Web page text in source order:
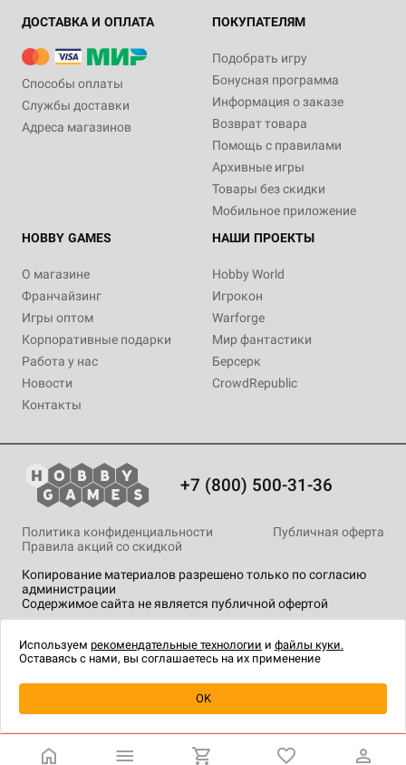
Уведомить о наличии
ДОСТАВКА И ОПЛАТА
Способы оплаты
Службы доставки
Адреса магазинов
ПОКУПАТЕЛЯМ
Подобрать игру
Бонусная программа
Информация о заказе
Возврат товара
Помощь с правилами
Архивные игры
Товары без скидки
Мобильное приложение
HOBBY GAMES
О магазине
Франчайзинг
Игры оптом
Корпоративные подарки
Работа у нас
Новости
Контакты
НАШИ ПРОЕКТЫ
Hobby World
Игрокон
Warforge
Мир фантастики
Берсерк
CrowdRepublic
+7 (800) 500-31-36
Копирование материалов разрешено только по согласию
администрации
Содержимое сайта не является публичной офертой
Политика конфиденциальности
Публичная оферта
Правила акций со скидкой
технологии.
Используем рекомендательные технологии и файлы куки.
Оставаясь с нами, вы соглашаетесь на их применение
OK